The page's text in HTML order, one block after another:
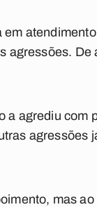
agressões. De
a agrediu com
agressões
mas